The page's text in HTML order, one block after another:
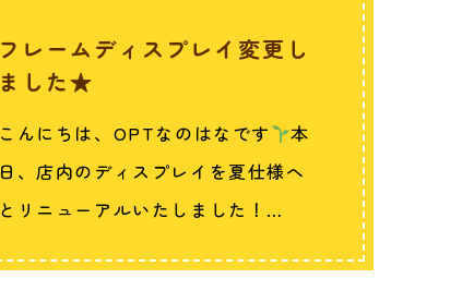
フレームディスプレイ変更し
ました★
こんにちは、OPTなのはなです
本
日、店内のディスプレイを夏仕様へ
とリニューアルいたしました！…